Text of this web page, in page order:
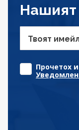
Твоят
Прочетох